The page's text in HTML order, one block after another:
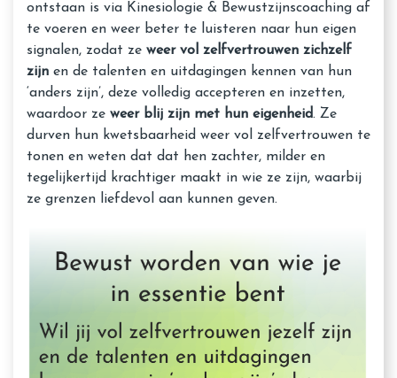
ontstaan is via Kinesiologie & Bewustzijnscoaching af
te voeren en weer beter te luisteren naar hun eigen
signalen, zodat ze weer vol zelfvertrouwen zichzelf
zijn en de talenten en uitdagingen kennen van hun
‘anders zijn’, deze volledig accepteren en inzetten,
waardoor ze weer blij zijn met hun eigenheid. Ze
durven hun kwetsbaarheid weer vol zelfvertrouwen te
tonen en weten dat dat hen zachter, milder en
tegelijkertijd krachtiger maakt in wie ze zijn, waarbij
ze grenzen liefdevol aan kunnen geven.